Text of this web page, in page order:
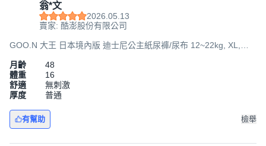
翁*文
2026.05.13
賣家: 酷澎股份有限公司
GOO.N 大王 日本境內版 迪士尼公主紙尿褲/尿布 12~22kg, XL,
月齡
48
體重
16
舒適
無刺激
厚度
普通
有幫助 檢舉